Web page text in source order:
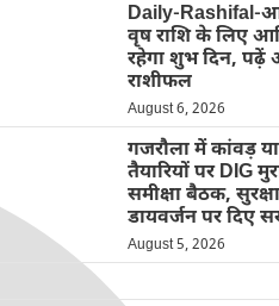
Daily-Rashifal-
वृष राशि के लिए
रहेगा शुभ दिन, पढ़ें
राशीफल
August 6, 2026
गजरौला में कांवड़
तैयारियों पर DIG
समीक्षा बैठक,
डायवर्जन पर दिए
August 5, 2026